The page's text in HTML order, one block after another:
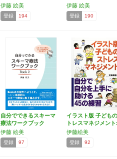
Boo…
伊藤 絵美
登録 194
キ…
伊藤 絵美
登録 190
自分でできるスキーマ
療法ワークブック
Boo…
伊藤 絵美
登録 97
イラスト版 子ども
トレスマネジメン
伊藤絵美
登録 92